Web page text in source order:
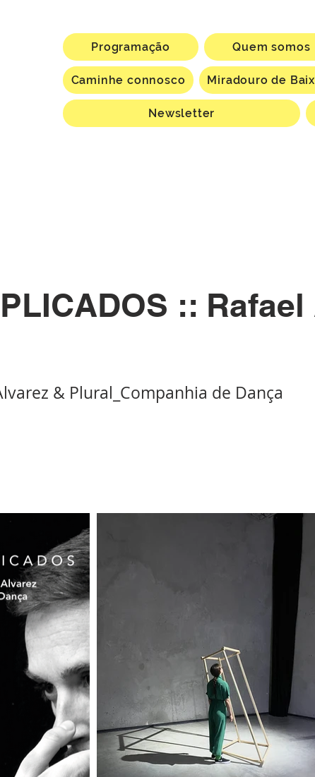
Programação Quem somos
Caminhe connosco Miradouro de
Newsletter
::
& Plural_Companhia de Dança